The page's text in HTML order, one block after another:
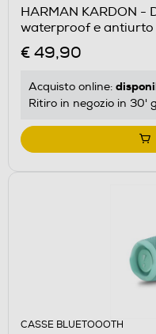
HARMAN KARDON -
waterproof e antiurto
€ 49,90
Acquisto online:
Ritiro in negozio in 30'
CASSE BLUETOOOTH